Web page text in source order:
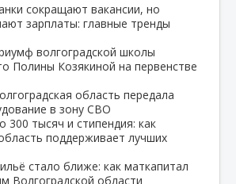
сокращают вакансии, но
зарплаты: главные тренды
волгоградской школы
Полины Козякиной на первенстве
область передала
в зону СВО
300 тысяч и стипендия: как
поддерживает лучших
стало ближе: как маткапитал
Волгоградской области